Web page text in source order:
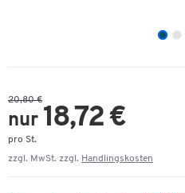
20,80 €
nur 18,72 €
pro St.
zzgl. MwSt. zzgl. Handlingskosten